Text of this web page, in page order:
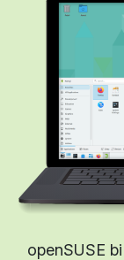
openSUSE